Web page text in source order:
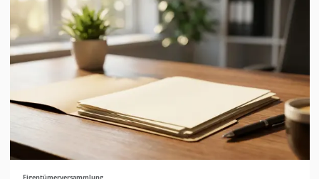
Eigentümerversammlung